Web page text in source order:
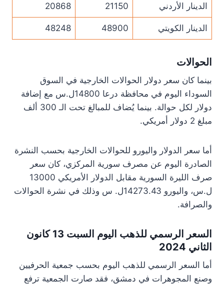
الدينار الأردني 21150
20868
الدينار الكويتي 48900
48248
الحوالات
بينما كان سعر دولار الحوالات الخارجية في السوق
السوداء اليوم في محافظة درعا 14800ل.س مع إضافة
دولار لكل حوالة. بينما يُضاف للمبالغ تحت الـ 300 ألف
مبلغ 2 دولار أمريكي.
أما سعر الدولار واليورو للحوالات الخارجية بحسب النشرة
الصادرة اليوم عن مصرف سورية المركزي، كان سعر
صرف الليرة السورية مقابل الدولار الأمريكي 13000
ل.س، واليورو 14273.43ل. س وذلك في نشرة الحوالات
والصرافة.
السعر الرسمي للذهب اليوم السبت 13 كانون
الثاني 2024
أما السعر الرسمي للذهب اليوم بحسب جمعية الحرفيين
وصنع المجوهرات في دمشق، فقد صارت الجمعية ترفع